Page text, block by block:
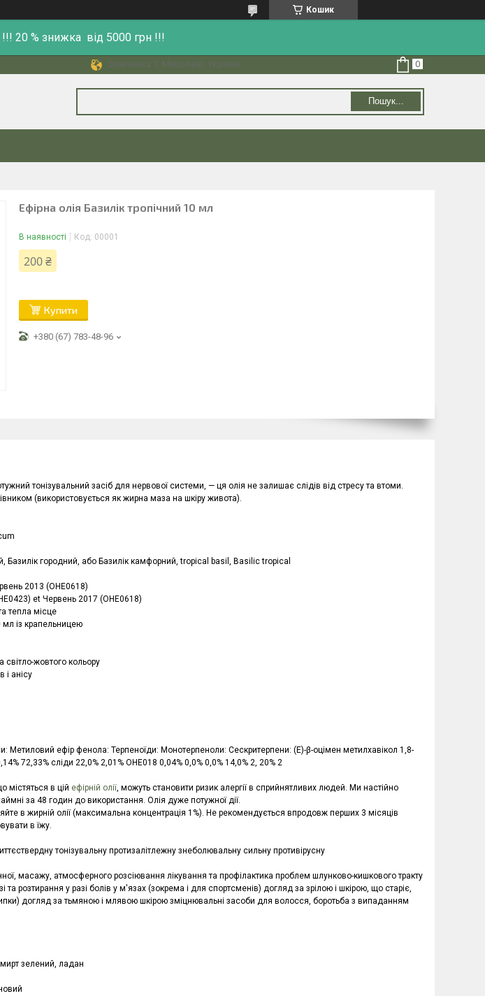
Кошик
20 % знижка від 5000 грн !!!
Шевченка 1, Миколаїв, Україна
Пошук...
Ефірна олія Базилік тропічний 10 мл
В наявності Код: 00001
200 ₴
Купити
+380 (67) 783-48-96
тонізувальний засіб для нервової системи, — ця олія не залишає слідів від стресу та втоми.
(використовується як жирна маза на шкіру живота).
Базилік городний, або Базилік камфорний, tropical basil, Basilic tropical
2013 (OHE0618)
et Червень 2017 (OHE0618)
тепла місце
із крапельницею
світло-жовтого кольору
і анісу
Метиловий ефір фенола: Терпеноїди: Монотерпеноли: Сескритерпени: (Е)-β-оцімен метилхавікол 1,8-
72,33% сліди 22,0% 2,01% OHE018 0,04% 0,0% 0,0% 14,0% 2, 20% 2
містяться в цій ефірній олії, можуть становити ризик алергії в сприйнятливих людей. Ми настійно
за 48 годин до використання. Олія дуже потужної дії.
в жирній олії (максимальна концентрація 1%). Не рекомендується впродовж перших 3 місяців
в їжу.
тонізувальну протизалітлежну знеболювальну сильну противірусну
масажу, атмосферного розсіювання лікування та профілактика проблем шлунково-кишкового тракту
та розтирання у разі болів у м'язах (зокрема і для спортсменів) догляд за зрілою і шкірою, що старіє,
догляд за тьмяною і млявою шкірою зміцнювальні засоби для волосся, боротьба з випаданням
зелений, ладан